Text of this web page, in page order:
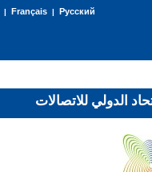
| Français| Русский
الدولي للاتصالات